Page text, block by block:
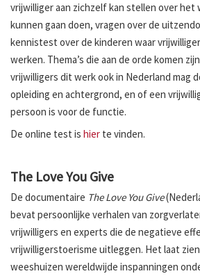
vrijwilliger aan zichzelf kan stellen over het
kunnen gaan doen, vragen over de
kennistest over de kinderen waar
werken. Thema’s die aan de orde komen
vrijwilligers dit werk ook in Nederland mag
opleiding en achtergrond, en of een
persoon is voor de functie.
De online test is hier te vinden.
The Love You Give
De documentaire The Love You Give
bevat persoonlijke verhalen van
vrijwilligers en experts die de negatieve
vrijwilligerstoerisme uitleggen. Het laat
weeshuizen wereldwijde inspanningen